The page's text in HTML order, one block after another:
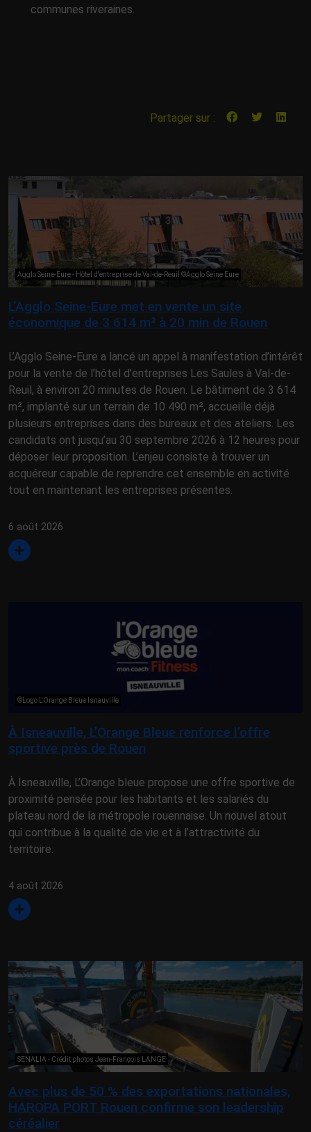
communes riveraines.
Partager sur :
Agglo Seine-Eure - Hôtel d'entreprise de Val-de-Reuil ©Agglo Seine Eure
L’Agglo Seine-Eure met en vente un site
économique de 3 614 m² à 20 min de Rouen
L’Agglo Seine-Eure a lancé un appel à manifestation d’intérêt
pour la vente de l’hôtel d’entreprises Les Saules à Val-de-
Reuil, à environ 20 minutes de Rouen. Le bâtiment de 3 614
m², implanté sur un terrain de 10 490 m², accueille déjà
plusieurs entreprises dans des bureaux et des ateliers. Les
candidats ont jusqu’au 30 septembre 2026 à 12 heures pour
déposer leur proposition. L’enjeu consiste à trouver un
acquéreur capable de reprendre cet ensemble en activité
tout en maintenant les entreprises présentes.
6 août 2026
©Logo L'Orange Bleue Isnauville
À Isneauville, L’Orange Bleue renforce l’offre
sportive près de Rouen
À Isneauville, L’Orange bleue propose une offre sportive de
proximité pensée pour les habitants et les salariés du
plateau nord de la métropole rouennaise. Un nouvel atout
qui contribue à la qualité de vie et à l’attractivité du
territoire.
4 août 2026
SENALIA - Crédit photos Jean-François LANGE
Avec plus de 50 % des exportations nationales,
HAROPA PORT Rouen confirme son leadership
céréalier